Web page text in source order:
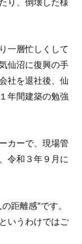
一層忙しくして
仙沼に復興の手
社を退社後、仙
年間建築の勉強
カーで、現場管
令和３年９月に
距離感"です。
いうわけではご